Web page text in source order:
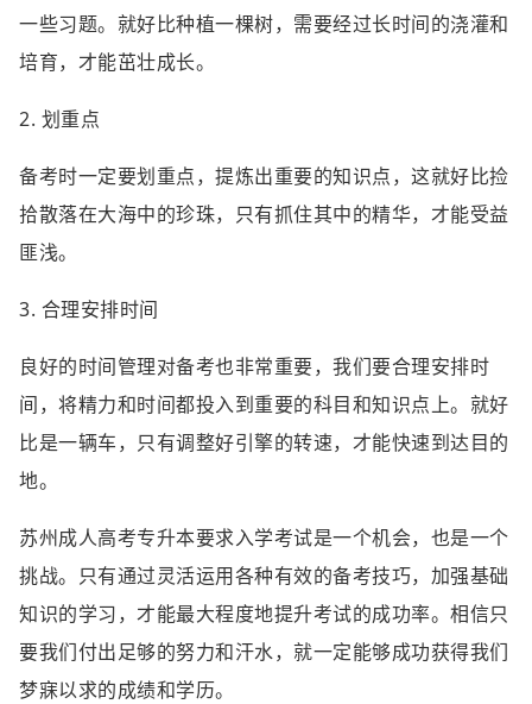
一些习题。就好比种植一棵树，需要经过长时间的浇灌和
培育，才能茁壮成长。
2. 划重点
备考时一定要划重点，提炼出重要的知识点，这就好比捡
拾散落在大海中的珍珠，只有抓住其中的精华，才能受益
匪浅。
3. 合理安排时间
良好的时间管理对备考也非常重要，我们要合理安排时
间，将精力和时间都投入到重要的科目和知识点上。就好
比是一辆车，只有调整好引擎的转速，才能快速到达目的
地。
苏州成人高考专升本要求入学考试是一个机会，也是一个
挑战。只有通过灵活运用各种有效的备考技巧，加强基础
知识的学习，才能最大程度地提升考试的成功率。相信只
要我们付出足够的努力和汗水，就一定能够成功获得我们
梦寐以求的成绩和学历。